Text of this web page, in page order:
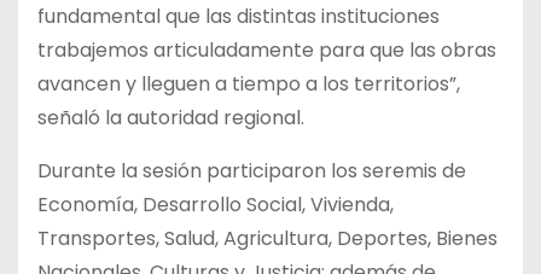
fundamental que las distintas instituciones
trabajemos articuladamente para que las obras
avancen y lleguen a tiempo a los territorios”,
señaló la autoridad regional.
Durante la sesión participaron los seremis de
Economía, Desarrollo Social, Vivienda,
Transportes, Salud, Agricultura, Deportes, Bienes